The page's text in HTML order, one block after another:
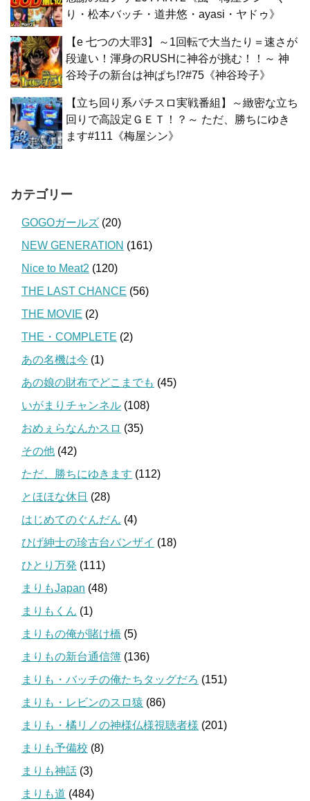
り・松本バッチ・道井悠・ayasi・ヤドゥ》
【e 七つの大罪3】～1回転で大当たり＝速さが
段違い！渾身のRUSHに神谷が挑む！！～ 神
谷玲子の新台は神ぱち!?#75《神谷玲子》
【立ち回り系パチスロ実戦番組】～緻密な立ち
回りで高設定ＧＥＴ！？～ ただ、勝ちにゆき
ます#111《梅屋シン》
カテゴリー
GOGOガールズ (20)
NEW GENERATION (161)
Nice to Meat2 (120)
THE LAST CHANCE (56)
THE MOVIE (2)
THE・COMPLETE (2)
あの名機は今 (1)
あの娘の財布でどこまでも (45)
いがまりチャンネル (108)
おめぇらなんかスロ (35)
その他 (42)
ただ、勝ちにゆきます (112)
とほほな休日 (28)
はじめてのぐんだん (4)
ひげ紳士の珍古台バンザイ (18)
ひとり万発 (111)
まりもJapan (48)
まりもくん (1)
まりもの俺が賭け橋 (5)
まりもの新台通信簿 (136)
まりも・バッチの俺たちタッグだろ (151)
まりも・レビンのスロ猿 (86)
まりも・橘リノの神様仏様視聴者様 (201)
まりも予備校 (8)
まりも神話 (3)
まりも道 (484)